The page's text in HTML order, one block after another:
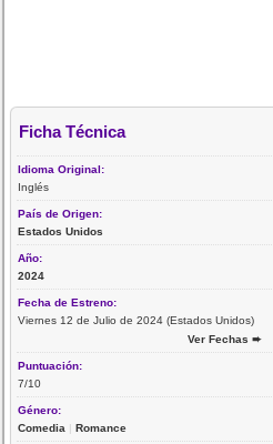
Ficha Técnica
Idioma Original:
Inglés
País de Origen:
Estados Unidos
Año:
2024
Fecha de Estreno:
Viernes 12 de Julio de 2024 (Estados Unidos)
Ver Fechas ➨
Puntuación:
7/10
Género:
Comedia |Romance